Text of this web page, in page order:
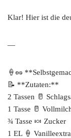
Klar! Hier ist die
—
🍦🥜
📝 **Zutaten:**
2 Tassen 🥛
1 Tasse 🥛
¾ Tasse 🍬 Zucker
1 EL 🍦